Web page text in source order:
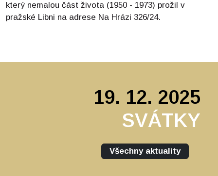
který nemalou část života (1950 - 1973) prožil v
pražské Libni na adrese Na Hrázi 326/24.
19. 12. 2025
SVÁTKY
Všechny aktuality